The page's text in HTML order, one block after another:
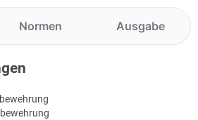
Normen Ausgabe